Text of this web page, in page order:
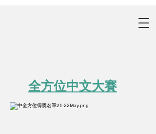
全方位中文大賽